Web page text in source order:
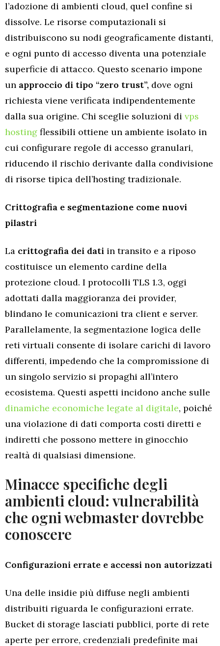
l’adozione di ambienti cloud, quel confine si
dissolve. Le risorse computazionali si
distribuiscono su nodi geograficamente distanti,
e ogni punto di accesso diventa una potenziale
superficie di attacco. Questo scenario impone
un approccio di tipo “zero trust”, dove ogni
richiesta viene verificata indipendentemente
dalla sua origine. Chi sceglie soluzioni di vps
hosting flessibili ottiene un ambiente isolato in
cui configurare regole di accesso granulari,
riducendo il rischio derivante dalla condivisione
di risorse tipica dell’hosting tradizionale.
Crittografia e segmentazione come nuovi
pilastri
La crittografia dei dati in transito e a riposo
costituisce un elemento cardine della
protezione cloud. I protocolli TLS 1.3, oggi
adottati dalla maggioranza dei provider,
blindano le comunicazioni tra client e server.
Parallelamente, la segmentazione logica delle
reti virtuali consente di isolare carichi di lavoro
differenti, impedendo che la compromissione di
un singolo servizio si propaghi all’intero
ecosistema. Questi aspetti incidono anche sulle
dinamiche economiche legate al digitale, poiché
una violazione di dati comporta costi diretti e
indiretti che possono mettere in ginocchio
realtà di qualsiasi dimensione.
Minacce specifiche degli
ambienti cloud: vulnerabilità
che ogni webmaster dovrebbe
conoscere
Configurazioni errate e accessi non autorizzati
Una delle insidie più diffuse negli ambienti
distribuiti riguarda le configurazioni errate.
Bucket di storage lasciati pubblici, porte di rete
aperte per errore, credenziali predefinite mai